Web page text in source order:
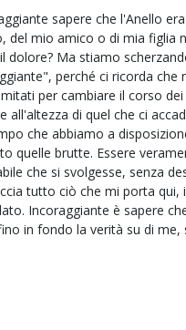
sapere che l'Anello
mio amico o di mia figlia
dolore? Ma stiamo
perché ci ricorda che
per cambiare il corso
di quel che ci
che abbiamo a
quelle brutte. Essere
che si svolgesse, senza
tutto ciò che mi porta
Incoraggiante è sapere
in fondo la verità su di